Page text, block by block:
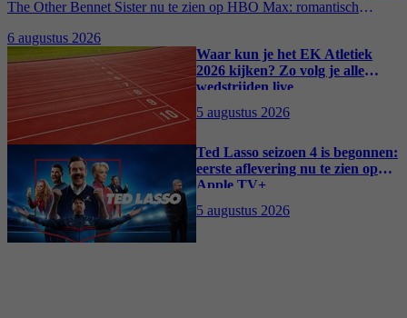
The Other Bennet Sister nu te zien op HBO Max: romantisch
6 augustus 2026
Waar kun je het EK Atletiek
2026 kijken? Zo volg je alle
wedstrijden live
5 augustus 2026
Ted Lasso seizoen 4 is begonnen:
eerste aflevering nu te zien op
Apple TV+
5 augustus 2026